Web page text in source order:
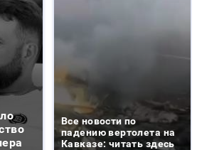
Все новости по
падению вертолета на
Кавказе: читать здесь